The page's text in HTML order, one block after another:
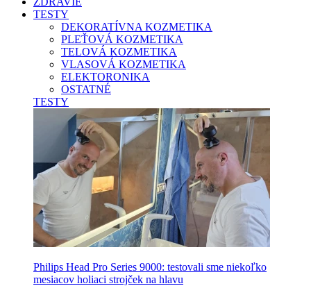
TESTY
DEKORATÍVNA KOZMETIKA
PLEŤOVÁ KOZMETIKA
TELOVÁ KOZMETIKA
VLASOVÁ KOZMETIKA
ELEKTORONIKA
OSTATNÉ
TESTY
Philips Head Pro Series 9000: testovali sme niekoľko
mesiacov holiaci strojček na hlavu